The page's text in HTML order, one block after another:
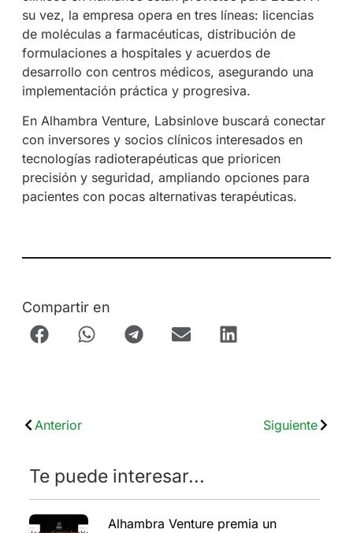
su vez, la empresa opera en tres líneas: licencias
de moléculas a farmacéuticas, distribución de
formulaciones a hospitales y acuerdos de
desarrollo con centros médicos, asegurando una
implementación práctica y progresiva.
En Alhambra Venture, Labsinlove buscará conectar
con inversores y socios clínicos interesados en
tecnologías radioterapéuticas que prioricen
precisión y seguridad, ampliando opciones para
pacientes con pocas alternativas terapéuticas.
Compartir en
Anterior Siguiente
Te puede interesar...
Alhambra Venture premia un